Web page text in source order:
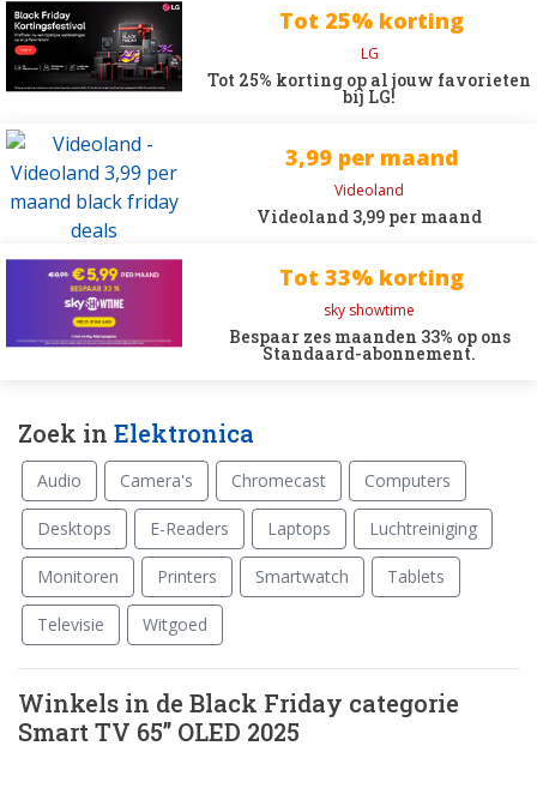
Tot 25% korting
LG
Tot 25% korting op al jouw favorieten
bij LG!
3,99 per maand
Videoland
Videoland 3,99 per maand
Tot 33% korting
sky showtime
Bespaar zes maanden 33% op ons
Standaard-abonnement.
Zoek in Elektronica
Audio Camera's Chromecast Computers
Desktops E-Readers Laptops Luchtreiniging
Monitoren Printers Smartwatch Tablets
Televisie Witgoed
Winkels in de Black Friday categorie
Smart TV 65” OLED 2025